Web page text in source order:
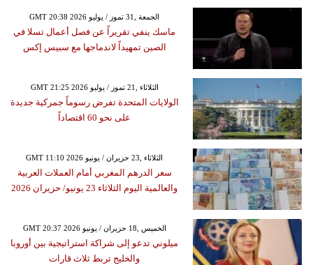
GMT 20:38 2026 الجمعة ,31 تموز / يوليو
ماسك ينفي تقريراً عن فصل أعمال تسلا في
الصين تمهيداً لاندماجها مع سبيس إكس
GMT 21:25 2026 الثلاثاء ,21 تموز / يوليو
الولايات المتحدة تفرض رسوماً جمركية جديدة
على نحو 60 اقتصاداً
GMT 11:10 2026 الثلاثاء ,23 حزيران / يونيو
سعر الدرهم المغربي أمام العملات العربية
والعالمية اليوم الثلاثاء 23 يونيو/ حزيران 2026
GMT 20:37 2026 الخميس ,18 حزيران / يونيو
ميلوني تدعو إلى شراكة استراتيجية بين أوروبا
والخليج تربط ثلاث قارات